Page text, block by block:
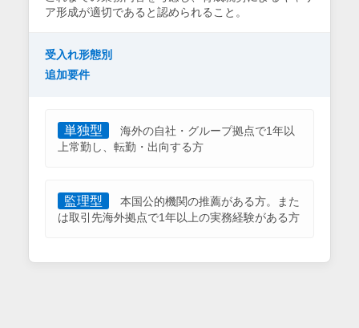
ア形成が適切であると認められること。
受入れ形態別
追加要件
単独型
海外の自社・グループ拠点で1年以
上常勤し、転勤・出向する方
監理型
本国公的機関の推薦がある方。また
は取引先海外拠点で1年以上の実務経験がある方